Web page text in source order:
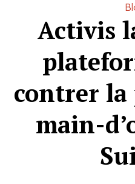
Activis
contrer la
main-